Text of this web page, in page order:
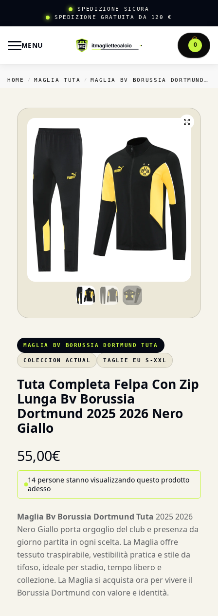
SPEDIZIONE SICURA
SPEDIZIONE GRATUITA DA 120 €
MENU 0
HOME / MAGLIA TUTA / MAGLIA BV BORUSSIA DORTMUND TUTA
MAGLIA BV BORUSSIA DORTMUND TUTA
COLECCION ACTUAL TAGLIE EU S-XXL
Tuta Completa Felpa Con Zip
Lunga Bv Borussia
Dortmund 2025 2026 Nero
Giallo
55,00€
14 persone stanno visualizzando questo prodotto
adesso
Maglia Bv Borussia Dortmund Tuta 2025 2026
Nero Giallo porta orgoglio del club e presenza da
giorno partita in ogni scelta. La Maglia offre
tessuto traspirabile, vestibilità pratica e stile da
tifoso, ideale per stadio, tempo libero e
collezione. La Maglia si acquista ora per vivere il
Borussia Dortmund con valore e identità.